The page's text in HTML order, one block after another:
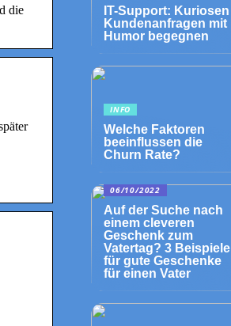
die
IT-Support: Kuriosen
Kundenanfragen mit
Humor begegnen
INFO
Welche Faktoren
beeinflussen die
Churn Rate?
06/10/2022
Auf der Suche nach
einem cleveren
Geschenk zum
Vatertag? 3 Beispiele
für gute Geschenke
für einen Vater